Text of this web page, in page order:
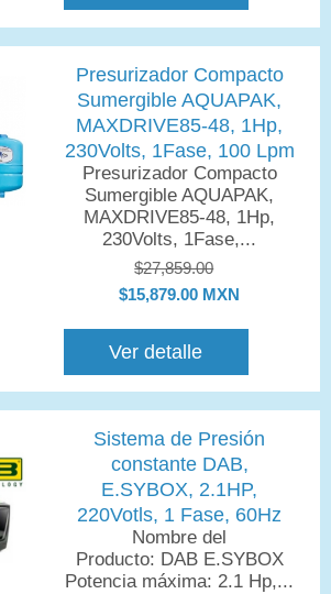
Presurizador Compacto
Sumergible AQUAPAK,
MAXDRIVE85-48, 1Hp,
230Volts, 1Fase, 100 Lpm
Presurizador Compacto
Sumergible AQUAPAK,
MAXDRIVE85-48, 1Hp,
230Volts, 1Fase,...
$27,859.00
$15,879.00 MXN
Ver detalle
Sistema de Presión
constante DAB,
E.SYBOX, 2.1HP,
220Votls, 1 Fase, 60Hz
Nombre del
Producto: DAB E.SYBOX
Potencia máxima: 2.1 Hp,...